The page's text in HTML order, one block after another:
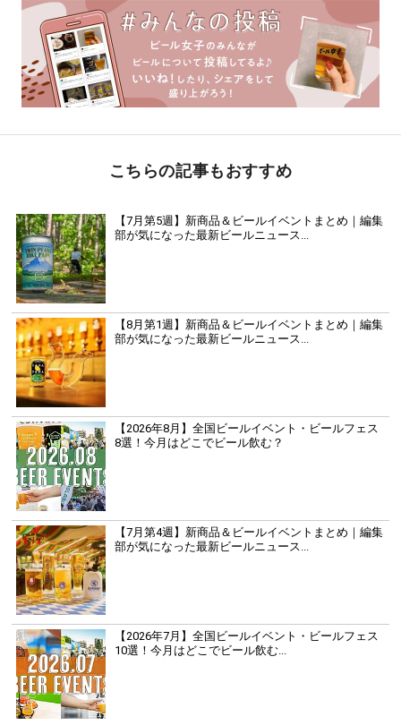
こちらの記事もおすすめ
【7月第5週】新商品＆ビールイベントまとめ｜編集
部が気になった最新ビールニュース...
【8月第1週】新商品＆ビールイベントまとめ｜編集
部が気になった最新ビールニュース...
【2026年8月】全国ビールイベント・ビールフェス
8選！今月はどこでビール飲む？
【7月第4週】新商品＆ビールイベントまとめ｜編集
部が気になった最新ビールニュース...
【2026年7月】全国ビールイベント・ビールフェス
10選！今月はどこでビール飲む...